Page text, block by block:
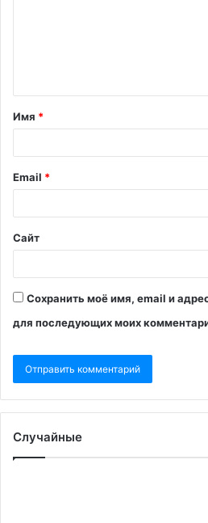
Имя *
Email *
Сайт
Сохранить моё имя, email и
для последующих моих
Случайные